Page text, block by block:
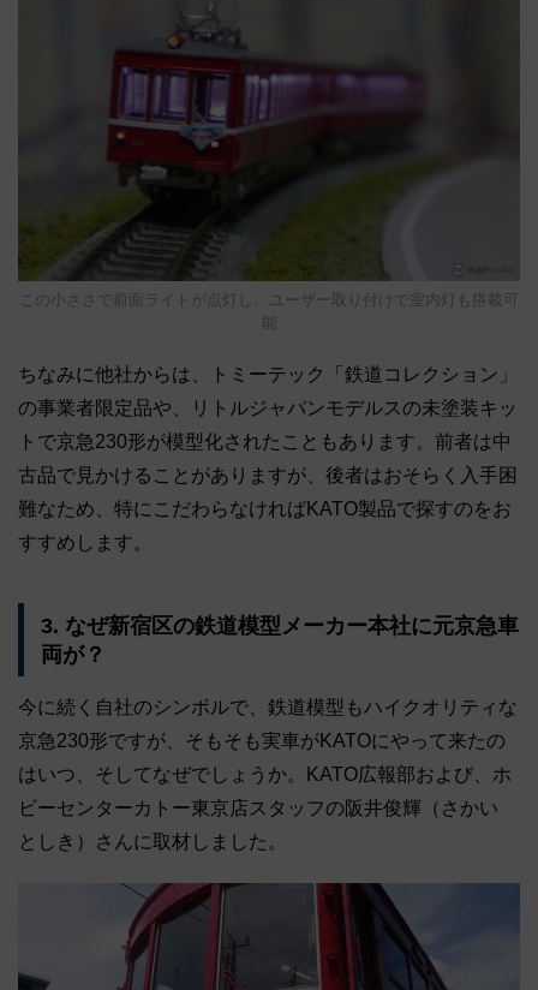
この小ささで前面ライトが点灯し、ユーザー取り付けで室内灯も搭載可
能
ちなみに他社からは、トミーテック「鉄道コレクション」
の事業者限定品や、リトルジャパンモデルスの未塗装キッ
トで京急230形が模型化されたこともあります。前者は中
古品で見かけることがありますが、後者はおそらく入手困
難なため、特にこだわらなければKATO製品で探すのをお
すすめします。
3. なぜ新宿区の鉄道模型メーカー本社に元京急車
両が？
今に続く自社のシンボルで、鉄道模型もハイクオリティな
京急230形ですが、そもそも実車がKATOにやって来たの
はいつ、そしてなぜでしょうか。KATO広報部および、ホ
ビーセンターカトー東京店スタッフの阪井俊輝（さかい
としき）さんに取材しました。